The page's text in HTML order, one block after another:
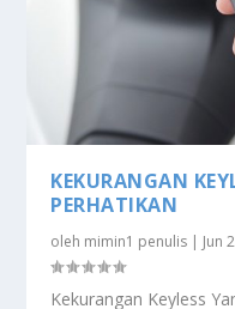
KEKURANGAN
PERHATIKAN
oleh mimin1 penulis | Jun
Kekurangan Keyless